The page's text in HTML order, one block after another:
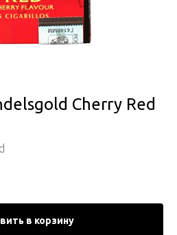
Cherry Red
в корзину